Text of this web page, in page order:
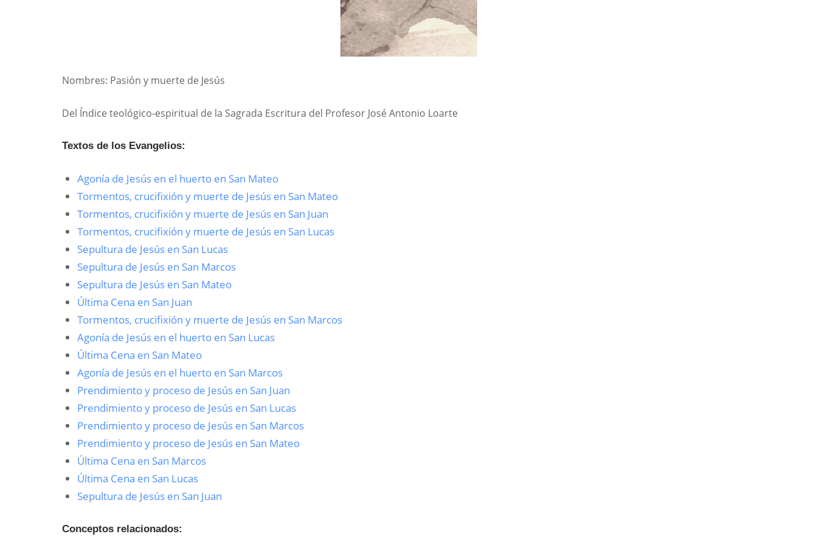
Nombres: Pasión y muerte de Jesús
Del Índice teológico-espiritual de la Sagrada Escritura del Profesor José Antonio Loarte
Textos de los Evangelios:
Agonía de Jesús en el huerto en San Mateo
Tormentos, crucifixión y muerte de Jesús en San Mateo
Tormentos, crucifixión y muerte de Jesús en San Juan
Tormentos, crucifixión y muerte de Jesús en San Lucas
Sepultura de Jesús en San Lucas
Sepultura de Jesús en San Marcos
Sepultura de Jesús en San Mateo
Última Cena en San Juan
Tormentos, crucifixión y muerte de Jesús en San Marcos
Agonía de Jesús en el huerto en San Lucas
Última Cena en San Mateo
Agonía de Jesús en el huerto en San Marcos
Prendimiento y proceso de Jesús en San Juan
Prendimiento y proceso de Jesús en San Lucas
Prendimiento y proceso de Jesús en San Marcos
Prendimiento y proceso de Jesús en San Mateo
Última Cena en San Marcos
Última Cena en San Lucas
Sepultura de Jesús en San Juan
Conceptos relacionados: